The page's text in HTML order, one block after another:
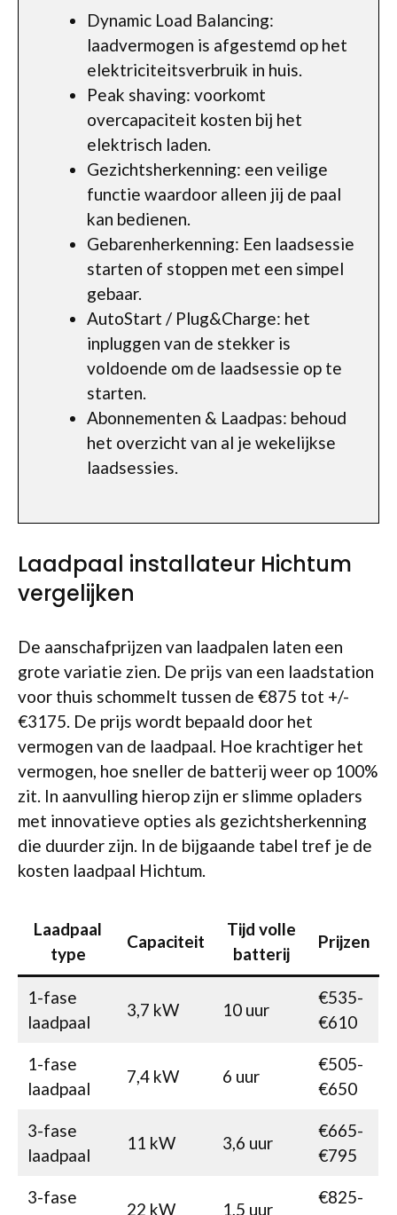
Dynamic Load Balancing:
laadvermogen is afgestemd op het
elektriciteitsverbruik in huis.
Peak shaving: voorkomt
overcapaciteit kosten bij het
elektrisch laden.
Gezichtsherkenning: een veilige
functie waardoor alleen jij de paal
kan bedienen.
Gebarenherkenning: Een laadsessie
starten of stoppen met een simpel
gebaar.
AutoStart / Plug&Charge: het
inpluggen van de stekker is
voldoende om de laadsessie op te
starten.
Abonnementen & Laadpas: behoud
het overzicht van al je wekelijkse
laadsessies.
Laadpaal installateur Hichtum
vergelijken
De aanschafprijzen van laadpalen laten een
grote variatie zien. De prijs van een laadstation
voor thuis schommelt tussen de €875 tot +/-
€3175. De prijs wordt bepaald door het
vermogen van de laadpaal. Hoe krachtiger het
vermogen, hoe sneller de batterij weer op 100%
zit. In aanvulling hierop zijn er slimme opladers
met innovatieve opties als gezichtsherkenning
die duurder zijn. In de bijgaande tabel tref je de
kosten laadpaal Hichtum.
Laadpaal
type
Capaciteit
Tijd volle
batterij
Prijzen
1-fase
laadpaal
3,7 kW 10 uur
€535-
€610
1-fase
laadpaal
7,4 kW 6 uur
€505-
€650
3-fase
laadpaal
11 kW 3,6 uur
€665-
€795
3-fase
22 kW 1,5 uur
€825-